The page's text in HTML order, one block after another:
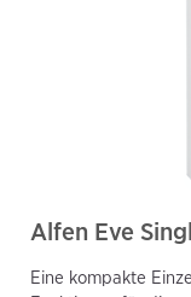
Alfen Eve
Eine kompakte